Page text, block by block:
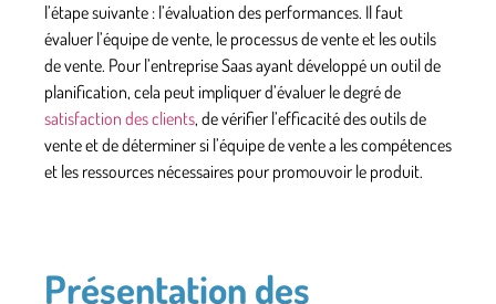
l’étape suivante : l’évaluation des performances. Il faut
évaluer l’équipe de vente, le processus de vente et les outils
de vente. Pour l’entreprise Saas ayant développé un outil de
planification, cela peut impliquer d’évaluer le degré de
satisfaction des clients, de vérifier l’efficacité des outils de
vente et de déterminer si l’équipe de vente a les compétences
et les ressources nécessaires pour promouvoir le produit.
Présentation des